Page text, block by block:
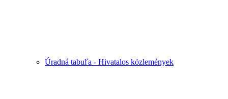
Úradná tabuľa - Hivatalos közlemények